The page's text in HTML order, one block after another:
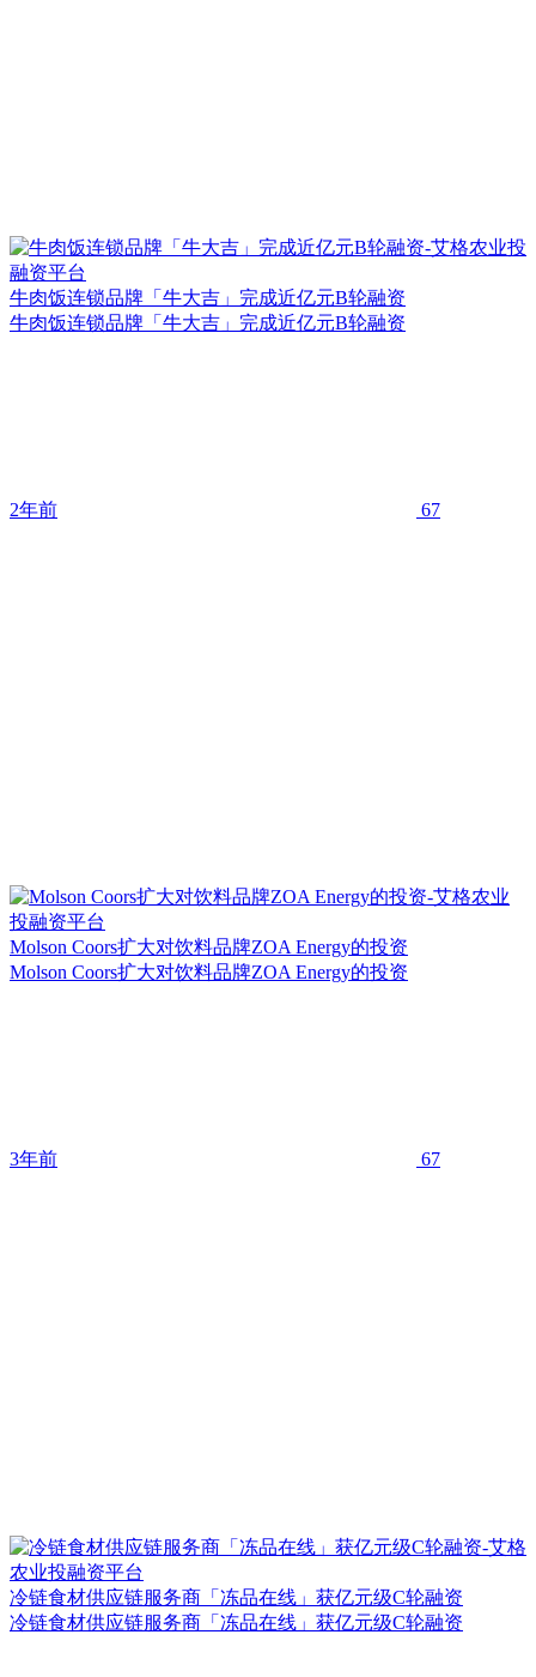
牛肉饭连锁品牌「牛大吉」完成近亿元B轮融资
牛肉饭连锁品牌「牛大吉」完成近亿元B轮融资
2年前 67
Molson Coors扩大对饮料品牌ZOA Energy的投资
Molson Coors扩大对饮料品牌ZOA Energy的投资
3年前 67
冷链食材供应链服务商「冻品在线」获亿元级C轮融资
冷链食材供应链服务商「冻品在线」获亿元级C轮融资